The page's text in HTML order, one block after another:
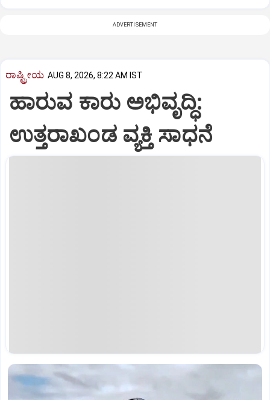
ADVERTISEMENT
ರಾಷ್ಟ್ರೀಯ AUG 8, 2026, 8:22 AM IST
ಹಾರುವ ಕಾರು ಅಭಿವೃದ್ಧಿ:
ಉತ್ತರಾಖಂಡ ವ್ಯಕ್ತಿ ಸಾಧನೆ